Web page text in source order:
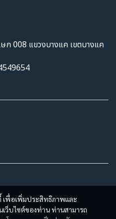
เพื่อเพิ่มประสิทธิภาพและ
ว็บไซต์ของท่าน ท่านสามารถ
ก 008 แขวงบางแค เขตบางแค